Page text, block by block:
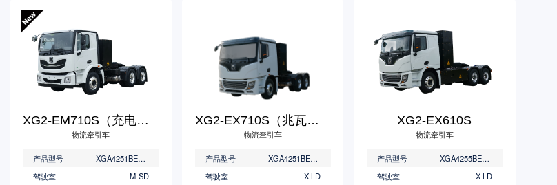
XG2-EM710S（充电版）
物流牵引车
产品型号
XGA4251BEVWC3
驾驶室
M-SD
XG2-EX710S（兆瓦超充）
物流牵引车
产品型号
XGA4251BEVWCC
驾驶室
X-LD
XG2-EX610S
物流牵引车
产品型号
XGA4255BEVWC2
驾驶室
X-LD